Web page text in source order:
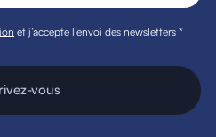
et j’accepte l’envoi des newsletters *
vous